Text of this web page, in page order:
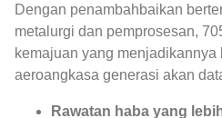
Dengan penambahbaikan
metalurgi dan pemprosesan,
kemajuan yang
aeroangkasa generasi akan
Rawatan haba yang